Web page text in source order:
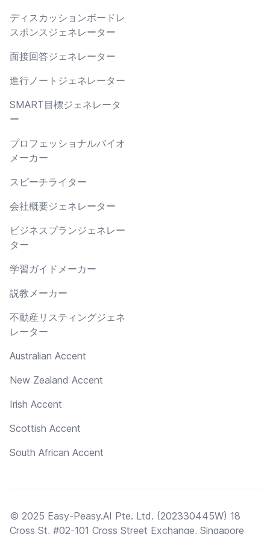
ディスカッションボードレ
スポンスジェネレーター
面接回答ジェネレーター
進行ノートジェネレーター
SMART目標ジェネレータ
ー
プロフェッショナルバイオ
メーカー
スピーチライター
会社概要ジェネレーター
ビジネスプランジェネレー
ター
学習ガイドメーカー
説教メーカー
不動産リスティングジェネ
レーター
Australian Accent
New Zealand Accent
Irish Accent
Scottish Accent
South African Accent
© 2025 Easy-Peasy.AI Pte. Ltd. (202330445W) 18
Cross St, #02-101 Cross Street Exchange, Singapore